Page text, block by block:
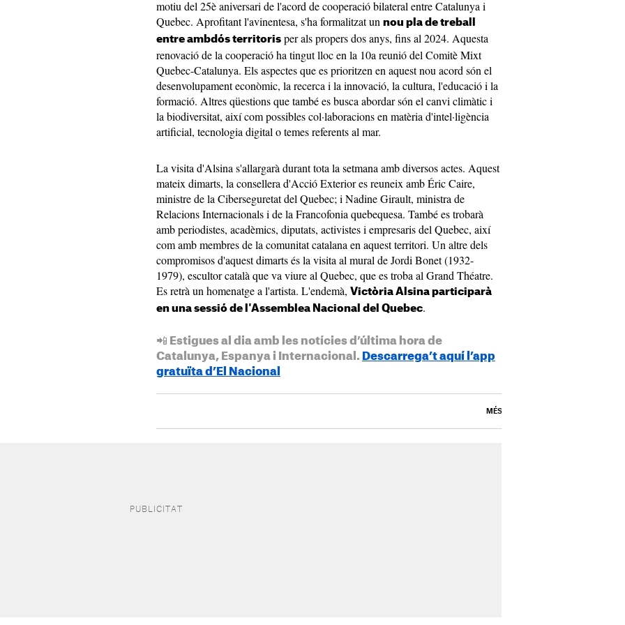
motiu del 25è aniversari de l'acord de cooperació bilateral entre Catalunya i
Quebec. Aprofitant l'avinentesa, s'ha formalitzat un nou pla de treball
entre ambdós territoris per als propers dos anys, fins al 2024. Aquesta
renovació de la cooperació ha tingut lloc en la 10a reunió del Comitè Mixt
Quebec-Catalunya. Els aspectes que es prioritzen en aquest nou acord són el
desenvolupament econòmic, la recerca i la innovació, la cultura, l'educació i la
formació. Altres qüestions que també es busca abordar són el canvi climàtic i
la biodiversitat, així com possibles col·laboracions en matèria d'intel·ligència
artificial, tecnologia digital o temes referents al mar.
La visita d'Alsina s'allargarà durant tota la setmana amb diversos actes. Aquest
mateix dimarts, la consellera d'Acció Exterior es reuneix amb Éric Caire,
ministre de la Ciberseguretat del Quebec; i Nadine Girault, ministra de
Relacions Internacionals i de la Francofonia quebequesa. També es trobarà
amb periodistes, acadèmics, diputats, activistes i empresaris del Quebec, així
com amb membres de la comunitat catalana en aquest territori. Un altre dels
compromisos d'aquest dimarts és la visita al mural de Jordi Bonet (1932-
1979), escultor català que va viure al Quebec, que es troba al Grand Théatre.
Es retrà un homenatge a l'artista. L'endemà, Victòria Alsina participarà
en una sessió de l'Assemblea Nacional del Quebec.
📲 Estigues al dia amb les notícies d’última hora de
Catalunya, Espanya i Internacional. Descarrega’t aquí l’app
gratuïta d’El Nacional
MÉS